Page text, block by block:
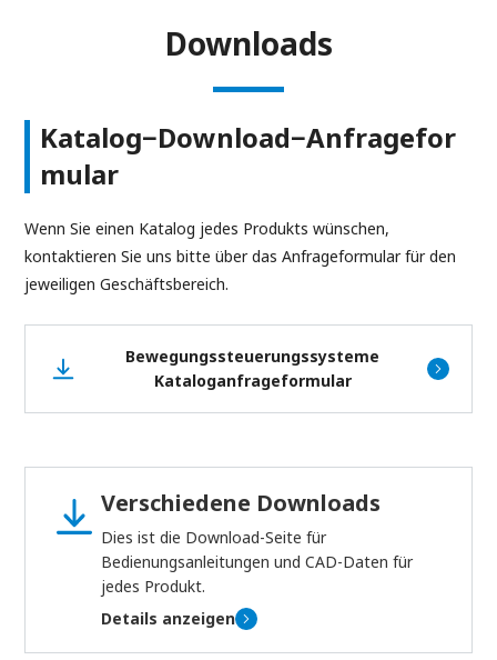
Downloads
Katalog−Download−Anfragefor
mular
Wenn Sie einen Katalog jedes Produkts wünschen,
kontaktieren Sie uns bitte über das Anfrageformular für den
jeweiligen Geschäftsbereich.
Bewegungssteuerungssysteme
Kataloganfrageformular
Verschiedene Downloads
Dies ist die Download-Seite für
Bedienungsanleitungen und CAD-Daten für
jedes Produkt.
Details anzeigen